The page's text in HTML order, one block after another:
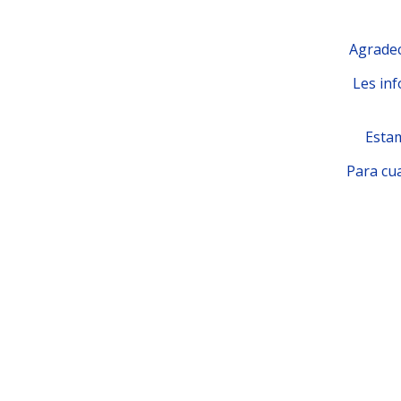
Les
Para